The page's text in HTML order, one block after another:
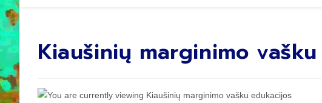
Kiaušinių marginimo